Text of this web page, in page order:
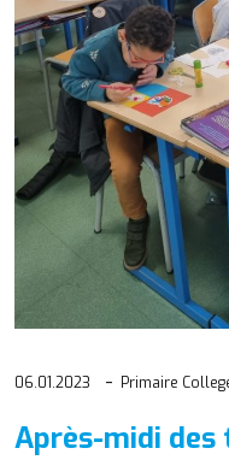
06.01.2023 Primaire
Après-midi